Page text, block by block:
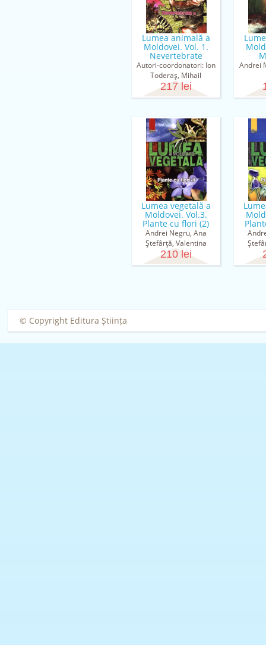
Lumea animală a
Moldovei. Vol. 1.
Nevertebrate
Autori-coordonatori: Ion
Toderaş, Mihail
Vladimirov, Zaharia
Neculiseanu
217 lei
Andrei
Lumea vegetală a
Moldovei. Vol.3.
Plante cu flori (2)
Andrei Negru, Ana
Ştefârţă, Valentina
Cantemir, Gheorghe
Gânju, Veaceslav
210 lei
© Copyright Editura Știința